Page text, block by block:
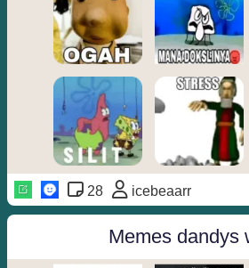
28 icebeaarr
Memes dandys